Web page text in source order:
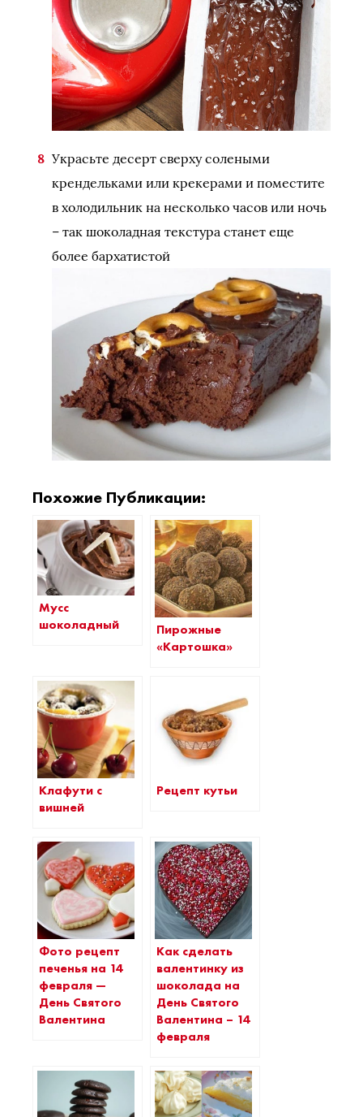
Украсьте десерт сверху солеными
крендельками или крекерами и поместите
в холодильник на несколько часов или ночь
– так шоколадная текстура станет еще
более бархатистой
Похожие Публикации:
Мусс
шоколадный
Пирожные
«Картошка»
Клафути с
вишней
Рецепт кутьи
Фото рецепт
печенья на 14
февраля —
День Святого
Валентина
Как сделать
валентинку из
шоколада на
День Святого
Валентина – 14
февраля